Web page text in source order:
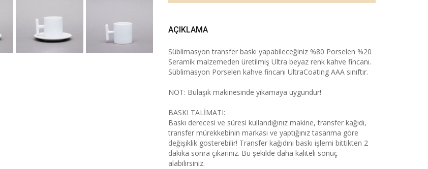
AÇIKLAMA
Süblimasyon transfer baskı yapabileceğiniz %80 Porselen %20
Seramik malzemeden üretilmiş Ultra beyaz renk kahve fincanı.
Süblimasyon Porselen kahve fincanı UltraCoating AAA sınıftır.
NOT: Bulaşık makinesinde yıkamaya uygundur!
BASKI TALİMATI:
Baskı derecesi ve süresi kullandığınız makine, transfer kağıdı,
transfer mürekkebinin markası ve yaptığınız tasarıma göre
değişiklik gösterebilir! Transfer kağıdını baskı işlemi bittikten 2
dakika sonra çıkarınız. Bu şekilde daha kaliteli sonuç
alabilirsiniz.